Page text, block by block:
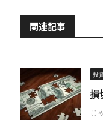
関連記事
投
損
じ